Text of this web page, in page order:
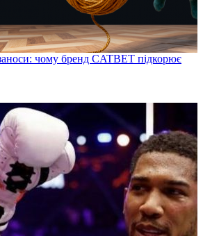
чому бренд CATBET підкорює